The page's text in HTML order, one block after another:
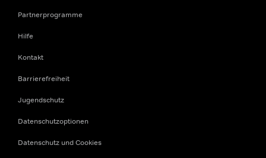
Partnerprogramme
Hilfe
Kontakt
Barrierefreiheit
Jugendschutz
Datenschutzoptionen
Datenschutz und Cookies